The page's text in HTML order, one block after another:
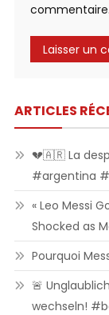
commentaire.
ARTICLES
💔🇦🇷 La
#argentina
« Leo Messi
Shocked as
Pourquoi
🚨
wechseln!